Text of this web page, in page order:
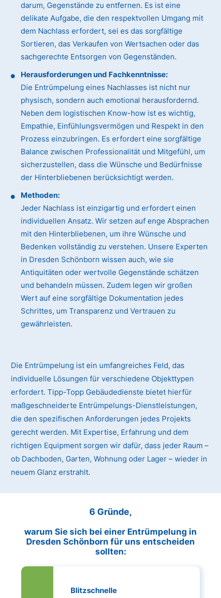
darum, Gegenstände zu entfernen. Es ist eine
delikate Aufgabe, die den respektvollen Umgang mit
dem Nachlass erfordert, sei es das sorgfältige
Sortieren, das Verkaufen von Wertsachen oder das
sachgerechte Entsorgen von Gegenständen.
Herausforderungen und Fachkenntnisse:
Die Entrümpelung eines Nachlasses ist nicht nur
physisch, sondern auch emotional herausfordernd.
Neben dem logistischen Know-how ist es wichtig,
Empathie, Einfühlungsvermögen und Respekt in den
Prozess einzubringen. Es erfordert eine sorgfältige
Balance zwischen Professionalität und Mitgefühl, um
sicherzustellen, dass die Wünsche und Bedürfnisse
der Hinterbliebenen berücksichtigt werden.
Methoden:
Jeder Nachlass ist einzigartig und erfordert einen
individuellen Ansatz. Wir setzen auf enge Absprachen
mit den Hinterbliebenen, um ihre Wünsche und
Bedenken vollständig zu verstehen. Unsere Experten
in Dresden Schönborn wissen auch, wie sie
Antiquitäten oder wertvolle Gegenstände schätzen
und behandeln müssen. Zudem legen wir großen
Wert auf eine sorgfältige Dokumentation jedes
Schrittes, um Transparenz und Vertrauen zu
gewährleisten.
Die Entrümpelung ist ein umfangreiches Feld, das
individuelle Lösungen für verschiedene Objekttypen
erfordert. Tipp-Topp Gebäudedienste bietet hierfür
maßgeschneiderte Entrümpelungs-Dienstleistungen,
die den spezifischen Anforderungen jedes Projekts
gerecht werden. Mit Expertise, Erfahrung und dem
richtigen Equipment sorgen wir dafür, dass jeder Raum –
ob Dachboden, Garten, Wohnung oder Lager – wieder in
neuem Glanz erstrahlt.
6 Gründe,
warum Sie sich bei einer Entrümpelung in
Dresden Schönborn für uns entscheiden
sollten:
Blitzschnelle